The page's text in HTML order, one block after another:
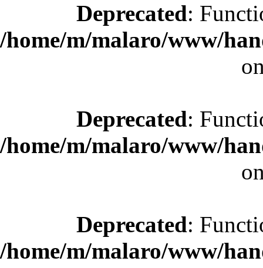
Deprecated:
/home/m/malaro/www/
Deprecated:
/home/m/malaro/www/
Deprecated:
/home/m/malaro/www/